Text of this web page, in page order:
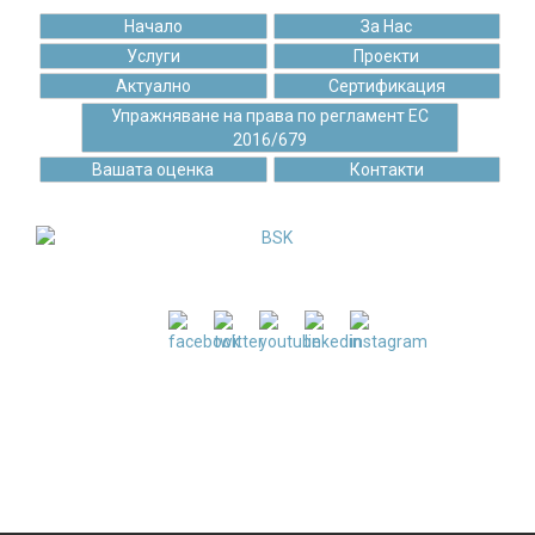
Начало
За Нас
Услуги
Проекти
Актуално
Сертификация
Упражняване на права по регламент ЕС
2016/679
Вашата оценка
Контакти